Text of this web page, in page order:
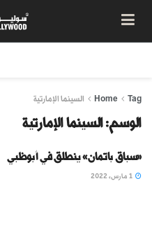
Home Tag السينما الإمارتية
الوسم:السينما الإمارتية
«سباق باتمان» ينطلق في أبوظبي